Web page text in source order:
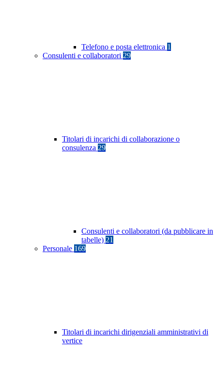
Telefono e posta elettronica 1
Consulenti e collaboratori 29
Titolari di incarichi di collaborazione o
consulenza 29
Consulenti e collaboratori (da pubblicare in
tabelle) 21
Personale 169
Titolari di incarichi dirigenziali amministrativi di
vertice